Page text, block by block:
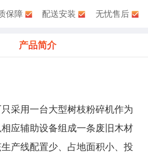
保障 配送安装 无忧售后
产品简介
采用一台大型树枝粉碎机作为
应辅助设备组成一条废旧木材
产线配置少、占地面积小、投